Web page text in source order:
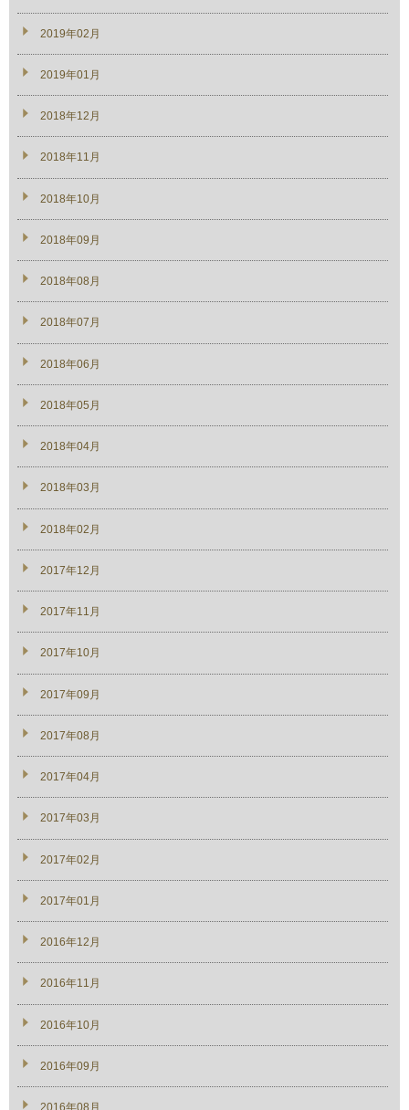
2019年02月
2019年01月
2018年12月
2018年11月
2018年10月
2018年09月
2018年08月
2018年07月
2018年06月
2018年05月
2018年04月
2018年03月
2018年02月
2017年12月
2017年11月
2017年10月
2017年09月
2017年08月
2017年04月
2017年03月
2017年02月
2017年01月
2016年12月
2016年11月
2016年10月
2016年09月